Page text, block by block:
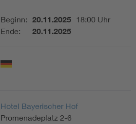
Beginn: 20.11.2025 18:00 Uhr
Ende:
20.11.2025
Hotel Bayerischer Hof
Promenadeplatz 2-6